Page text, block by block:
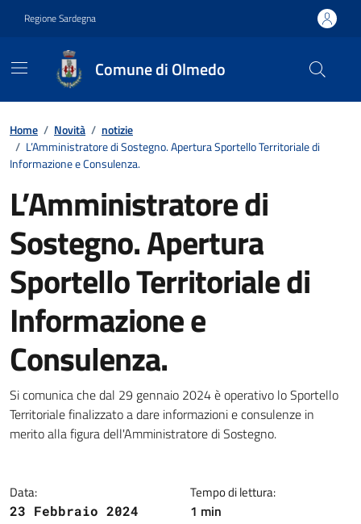
Regione Sardegna
Comune di Olmedo
Contenuti in evidenza
Home / Novità / notizie
/ L’Amministratore di Sostegno. Apertura Sportello Territoriale di
Informazione e Consulenza.
L’Amministratore di
Sostegno. Apertura
Sportello Territoriale di
Informazione e
Consulenza.
Dettagli della notizia
Si comunica che dal 29 gennaio 2024 è operativo lo Sportello
Territoriale finalizzato a dare informazioni e consulenze in
merito alla figura dell'Amministratore di Sostegno.
Data:
23 Febbraio 2024
Tempo di lettura:
1 min